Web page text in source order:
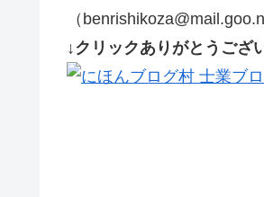
（
↓クリックありがとうござ